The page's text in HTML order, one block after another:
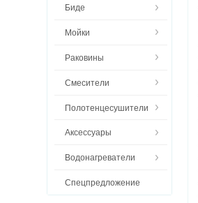
Биде
Мойки
Раковины
Смесители
Полотенцесушители
Аксессуары
Водонагреватели
Спецпредложение